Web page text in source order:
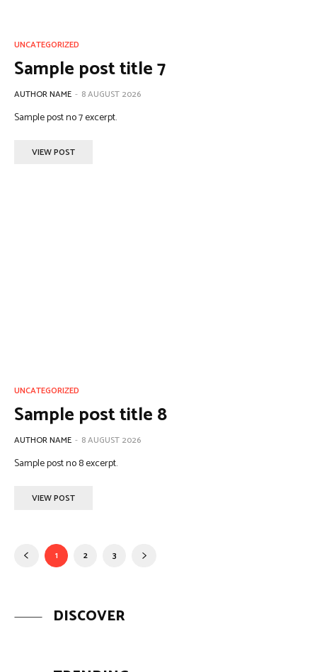
UNCATEGORIZED
Sample post title 7
AUTHOR NAME - 8 AUGUST 2026
Sample post no 7 excerpt.
VIEW POST
UNCATEGORIZED
Sample post title 8
AUTHOR NAME - 8 AUGUST 2026
Sample post no 8 excerpt.
VIEW POST
1 2 3
DISCOVER